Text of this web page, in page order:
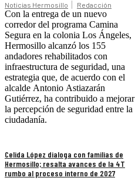
Noticias Hermosillo Redacción
Con la entrega de un nuevo
corredor del programa Camina
Segura en la colonia Los Ángeles,
Hermosillo alcanzó los 155
andadores rehabilitados con
infraestructura de seguridad, una
estrategia que, de acuerdo con el
alcalde Antonio Astiazarán
Gutiérrez, ha contribuido a mejorar
la percepción de seguridad entre la
ciudadanía.
Celida López dialoga con familias de
Hermosillo; resalta avances de la 4T
rumbo al proceso interno de 2027